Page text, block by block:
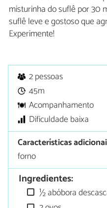
misturinha do suflê por 30
suflê leve e gostoso que
Experimente!
2 pessoas
45m
Acompanhamento
Dificuldade baixa
Características
forno
Ingredientes:
½ abóbora